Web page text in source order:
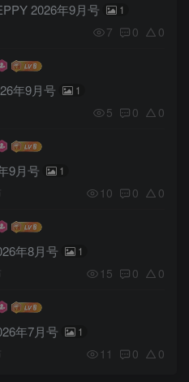
2026年9月号 1
7 0 0
年9月号 1
5 0 0
9月号 1
10 0 0
年8月号 1
15 0 0
年7月号 1
11 0 0